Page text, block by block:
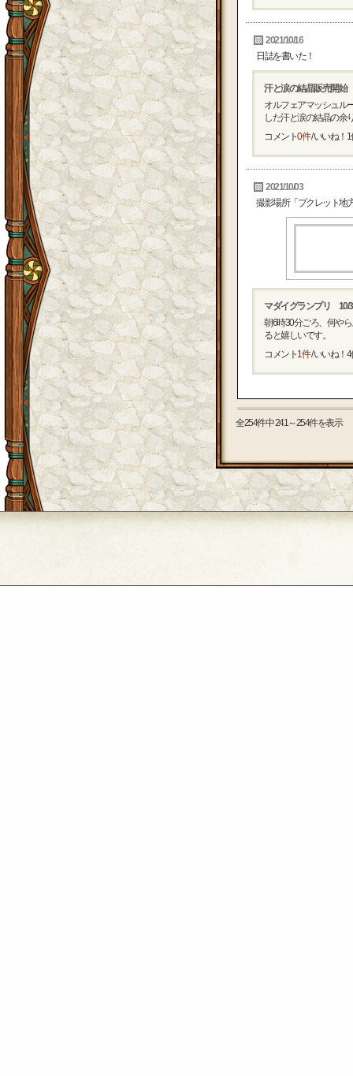
2021/10/16
日誌を書いた！
汗と涙の結晶販売開始
オルフェアマッシュル
した汗と涙の結晶の余
コメント0件/ いいね！ 1
2021/10/03
撮影場所「プクレット地
マダイグランプリ 10/3
朝6時30分ごろ、何や
ると嬉しいです。
コメント1件/ いいね！ 4
全254件中 241～254件を表示